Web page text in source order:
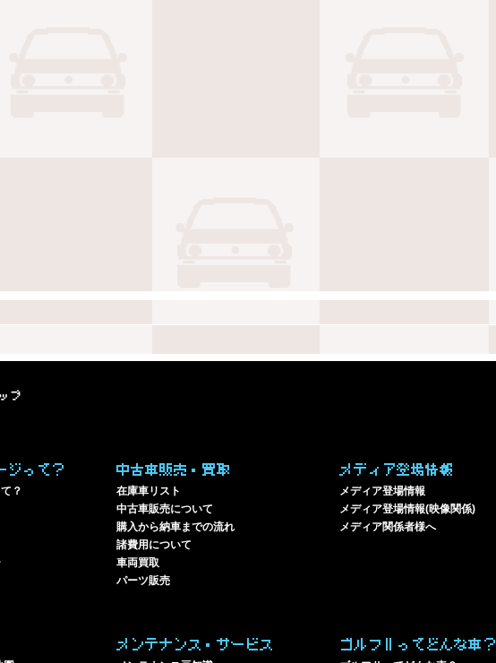
プ
ジって？
？
中古車販売・買取
在庫車リスト
中古車販売について
購入から納車までの流れ
諸費用について
車両買取
パーツ販売
メディア登場情報
メディア登場情報
メディア登場情報(映像関係)
メディア関係者様へ
メンテナンス・サービス ゴルフⅡってどんな車？